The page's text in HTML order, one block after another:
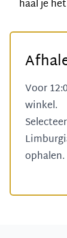
haal je
Voor
winkel.
ophalen.